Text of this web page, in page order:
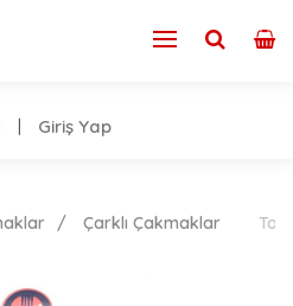
Giriş Yap
Çarklı Çakmaklar